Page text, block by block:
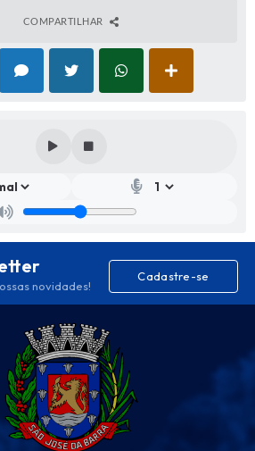
serão publicadas no site oficial
bem
avisos da Prefeitura Municipal.
COMPARTILHAR
novidades!
Cadastre-se